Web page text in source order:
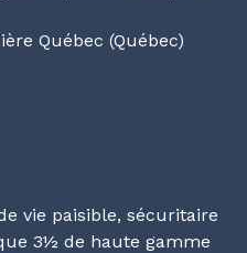
Québec (Québec)
vie paisible, sécuritaire
3½ de haute gamme